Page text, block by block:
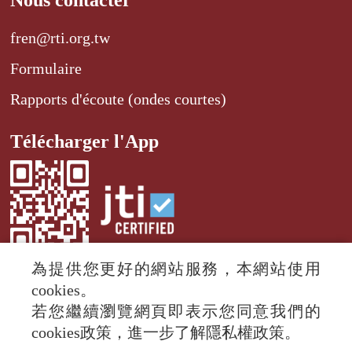
fren@rti.org.tw
Formulaire
Rapports d'écoute (ondes courtes)
Télécharger l'App
© 2024 RTI (Radio Taiwan International).
All rights reserved.
為提供您更好的網站服務，本網站使用
cookies。
若您繼續瀏覽網頁即表示您同意我們的
cookies政策，進一步了解隱私權政策。